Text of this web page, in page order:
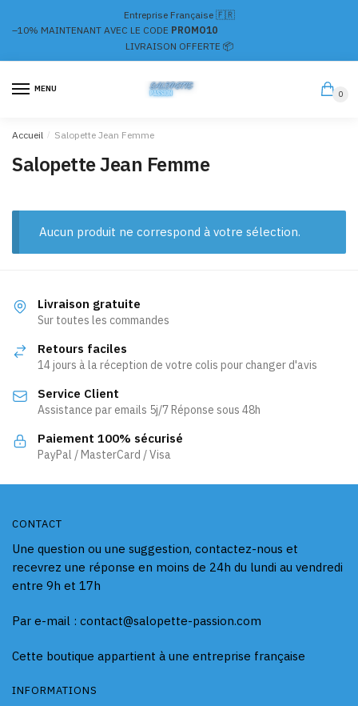
navigation
Entreprise Française 🇫🇷
–10% MAINTENANT AVEC LE CODE PROMO10
LIVRAISON OFFERTE 📦
MENU
0
Accueil / Salopette Jean Femme
Salopette Jean Femme
Aucun produit ne correspond à votre sélection.
Livraison gratuite
Sur toutes les commandes
Retours faciles
14 jours à la réception de votre colis pour changer d'avis
Service Client
Assistance par emails 5j/7 Réponse sous 48h
Paiement 100% sécurisé
PayPal / MasterCard / Visa
CONTACT
Une question ou une suggestion, contactez-nous et
recevrez une réponse en moins de 24h du lundi au vendredi
entre 9h et 17h
Par e-mail : contact@salopette-passion.com
Cette boutique appartient à une entreprise française
INFORMATIONS